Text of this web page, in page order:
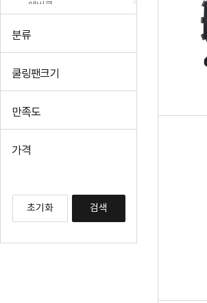
에버쿨
티테크놀로지
분류
쿨링팬크기
만족도
가격
초기화 검색